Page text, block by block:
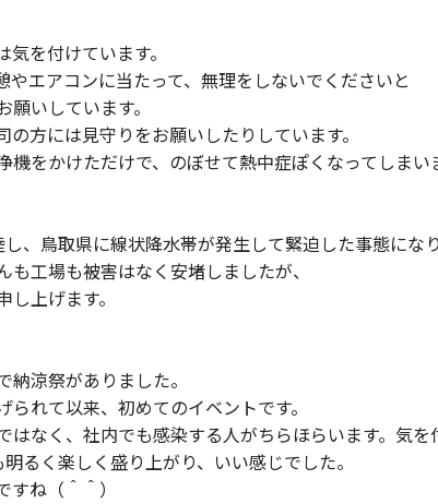
を付けています。
エアコンに当たって、無理をしないでくださいと
いしています。
方には見守りをお願いしたりしています。
をかけただけで、のぼせて熱中症ぽくなってしまい
、鳥取県に線状降水帯が発生して緊迫した事態にな
工場も被害はなく安堵しましたが、
上げます。
涼祭がありました。
れて以来、初めてのイベントです。
はなく、社内でも感染する人がちらほらいます。気を
るく楽しく盛り上がり、いい感じでした。
ね（＾＾）